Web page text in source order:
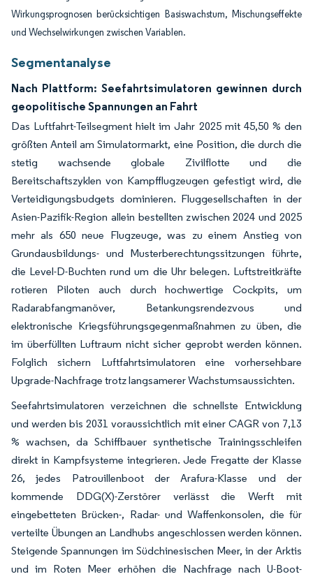
Wirkungsprognosen berücksichtigen Basiswachstum, Mischungseffekte
und Wechselwirkungen zwischen Variablen.
Segmentanalyse
Nach Plattform: Seefahrtsimulatoren gewinnen durch
geopolitische Spannungen an Fahrt
Das Luftfahrt-Teilsegment hielt im Jahr 2025 mit 45,50 % den
größten Anteil am Simulatormarkt, eine Position, die durch die
stetig wachsende globale Zivilflotte und die
Bereitschaftszyklen von Kampfflugzeugen gefestigt wird, die
Verteidigungsbudgets dominieren. Fluggesellschaften in der
Asien-Pazifik-Region allein bestellten zwischen 2024 und 2025
mehr als 650 neue Flugzeuge, was zu einem Anstieg von
Grundausbildungs- und Musterberechtungssitzungen führte,
die Level-D-Buchten rund um die Uhr belegen. Luftstreitkräfte
rotieren Piloten auch durch hochwertige Cockpits, um
Radarabfangmanöver, Betankungsrendezvous und
elektronische Kriegsführungsgegenmaßnahmen zu üben, die
im überfüllten Luftraum nicht sicher geprobt werden können.
Folglich sichern Luftfahrtsimulatoren eine vorhersehbare
Upgrade-Nachfrage trotz langsamerer Wachstumsaussichten.
Seefahrtsimulatoren verzeichnen die schnellste Entwicklung
und werden bis 2031 voraussichtlich mit einer CAGR von 7,13
% wachsen, da Schiffbauer synthetische Trainingsschleifen
direkt in Kampfsysteme integrieren. Jede Fregatte der Klasse
26, jedes Patrouillenboot der Arafura-Klasse und der
kommende DDG(X)-Zerstörer verlässt die Werft mit
eingebetteten Brücken-, Radar- und Waffenkonsolen, die für
verteilte Übungen an Landhubs angeschlossen werden können.
Steigende Spannungen im Südchinesischen Meer, in der Arktis
und im Roten Meer erhöhen die Nachfrage nach U-Boot-